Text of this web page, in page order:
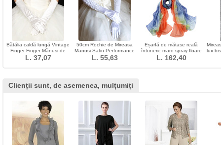
Bătălia caldă lungă Vintage
Finger Finger Mănuși de
nuntă de iarna
L. 37,07
50cm Rochie de Mireasa
Manusi Satin Performance
Stage Performance Manusi
Lungi Femei
L. 55,63
Eșarfă de mătase reală
întuneric maro spray floare
de vară lung prelungi
L. 162,40
lux
Clienții sunt, de asemenea, mulțumiți